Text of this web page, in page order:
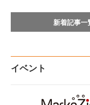
新着記事一
イベント